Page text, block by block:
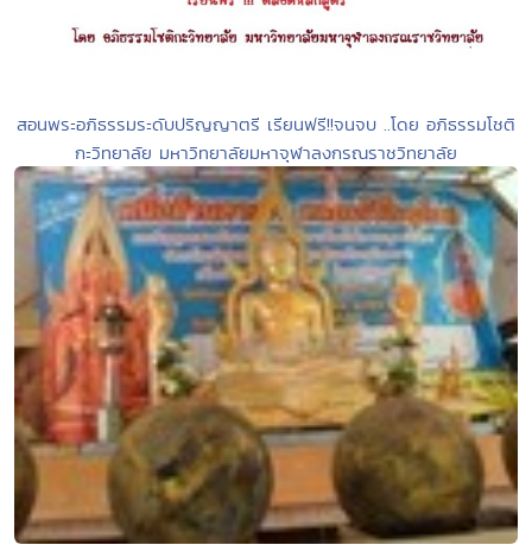
สอนพระอภิธรรมระดับปริญญาตรี เรียนฟรี!!จนจบ ..โดย อภิธรรมโชติ
กะวิทยาลัย มหาวิทยาลัยมหาจุฬาลงกรณราชวิทยาลัย